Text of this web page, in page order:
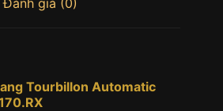
Đánh giá (0)
Tourbillon Automatic